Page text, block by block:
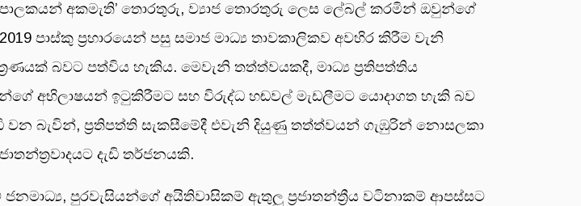
අකමැති’ තොරතුරු, ව්‍යාජ තොරතුරු ලෙස ලේබල් කරමින් ඔවුන්ගේ
පාස්කු ප්‍රහාරයෙන් පසු සමාජ මාධ්‍ය තාවකාලිකව අවහිර කිරීම වැනි
බවට පත්විය හැකිය. මෙවැනි තත්ත්වයකදී, මාධ්‍ය ප්‍රතිපත්තිය
අභිලාෂයන් ඉටුකිරීමට සහ විරුද්ධ හඬවල් මැඩලීමට යොදාගත හැකි බව
වන බැවින්, ප්‍රතිපත්ති සැකසීමේදී එවැනි දියුණු තත්ත්වයන් ගැඹුරින් නොසලකා
දැඩි තර්ජනයකි.
පුරවැසියන්ගේ අයිතිවාසිකම් ඇතුලු ප්‍රජාතන්ත්‍රීය වටිනාකම් ආපස්සට